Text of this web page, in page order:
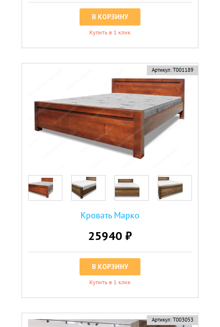
В КОРЗИНУ
Купить в 1 клик
Артикул: Т001189
Кровать Марко
25940 ₽
В КОРЗИНУ
Купить в 1 клик
Артикул: Т003053